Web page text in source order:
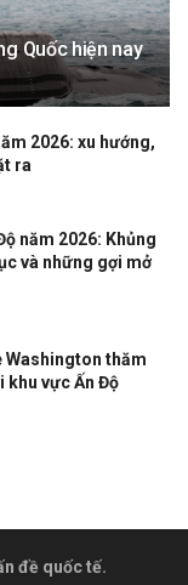
Quốc hiện nay
2026: xu hướng,
ra
năm 2026: Khủng
và những gợi mở
Washington thăm
khu vực Ấn Độ
đề quốc tế.